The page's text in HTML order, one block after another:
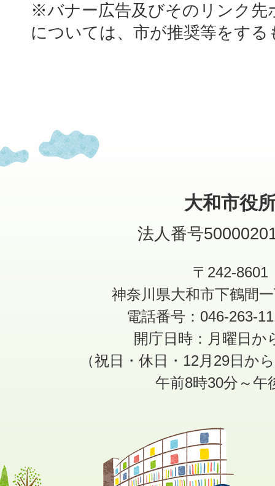
※バナー広告及びそのリンク先
については、市が推奨等をす
大和市役
法人番号
〒242-8601
神奈川県大和市下鶴間
電話番号：046-263-
開庁日時：月曜日か
（祝日・休日・12月29日か
午前8時30分～午